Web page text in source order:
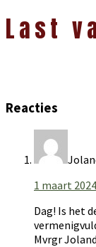
Interacties
Last
Reacties
1 maart
Dag! Is het
Mvrgr